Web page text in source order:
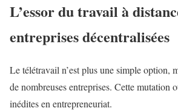
L’essor du travail à
entreprises décentralisées
Le télétravail n’est plus une simple option,
de nombreuses entreprises. Cette mutation
inédites en entrepreneuriat.